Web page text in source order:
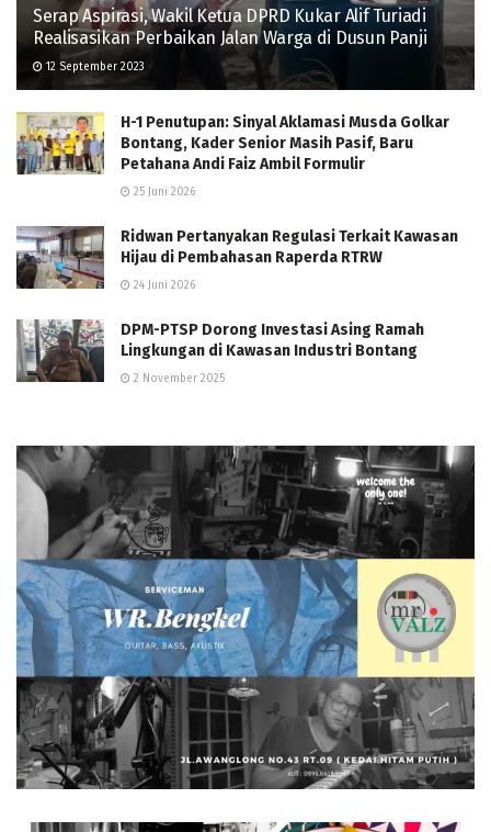
Serap Aspirasi, Wakil Ketua DPRD Kukar Alif Turiadi
Realisasikan Perbaikan Jalan Warga di Dusun Panji
12 September 2023
H-1 Penutupan: Sinyal Aklamasi Musda Golkar
Bontang, Kader Senior Masih Pasif, Baru
Petahana Andi Faiz Ambil Formulir
25 Juni 2026
Ridwan Pertanyakan Regulasi Terkait Kawasan
Hijau di Pembahasan Raperda RTRW
24 Juni 2026
DPM-PTSP Dorong Investasi Asing Ramah
Lingkungan di Kawasan Industri Bontang
2 November 2025